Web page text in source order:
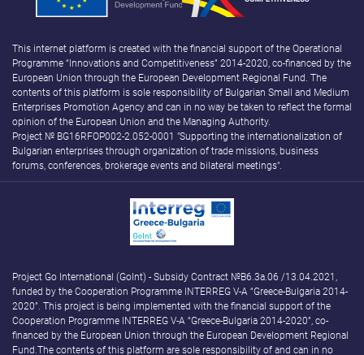
This internet platform is created with the financial support of the Operational
Programme “Innovations and Competitiveness” 2014-2020, co-financed by the
European Union through the European Development Regional Fund. The
contents of this platform is sole responsibility of Bulgarian Small and Medium
Enterprises Promotion Agency and can in no way be taken to reflect the formal
opinion of the European Union and the Managing Authority.
Project № BG16RFOP002-2.052-0001 "Supporting the internationalization of
Bulgarian enterprises through organization of trade missions, business
forums, conferences, brokerage events and bilateral meetings".
Project Go International (GoInt) - Subsidy Contract №B6.3а.06 /13.04.2021,
funded by the Cooperation Programme INTERREG V-A “Greece-Bulgaria 2014-
2020”. This project is being implemented with the financial support of the
Cooperation Programme INTERREG V-A “Greece-Bulgaria 2014-2020”, co-
financed by the European Union through the European Development Regional
Fund.The contents of this platform are sole responsibility of and can in no